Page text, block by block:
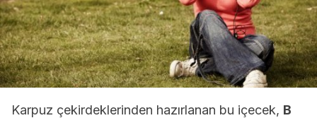
Karpuz çekirdeklerinden hazırlanan bu içecek, B